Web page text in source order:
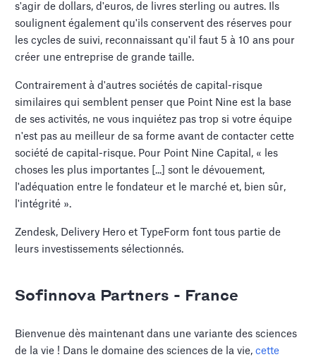
s'agir de dollars, d'euros, de livres sterling ou autres. Ils
soulignent également qu'ils conservent des réserves pour
les cycles de suivi, reconnaissant qu'il faut 5 à 10 ans pour
créer une entreprise de grande taille.
Contrairement à d'autres sociétés de capital-risque
similaires qui semblent penser que Point Nine est la base
de ses activités, ne vous inquiétez pas trop si votre équipe
n'est pas au meilleur de sa forme avant de contacter cette
société de capital-risque. Pour Point Nine Capital, « les
choses les plus importantes [...] sont le dévouement,
l'adéquation entre le fondateur et le marché et, bien sûr,
l'intégrité ».
Zendesk, Delivery Hero et TypeForm font tous partie de
leurs investissements sélectionnés.
Sofinnova Partners - France
Bienvenue dès maintenant dans une variante des sciences
de la vie ! Dans le domaine des sciences de la vie,cette